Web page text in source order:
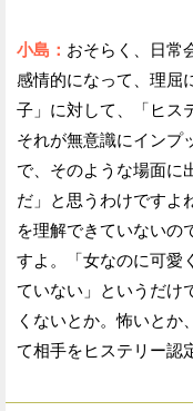
小島： おそらく、日常
感情的になって、理屈
子」に対して、「ヒス
それが無意識にインプ
で、そのような場面に
だ」と思うわけですよ
を理解できていないの
すよ。「女なのに可愛
ていない」というだけ
くないとか。怖いとか
て相手をヒステリー認